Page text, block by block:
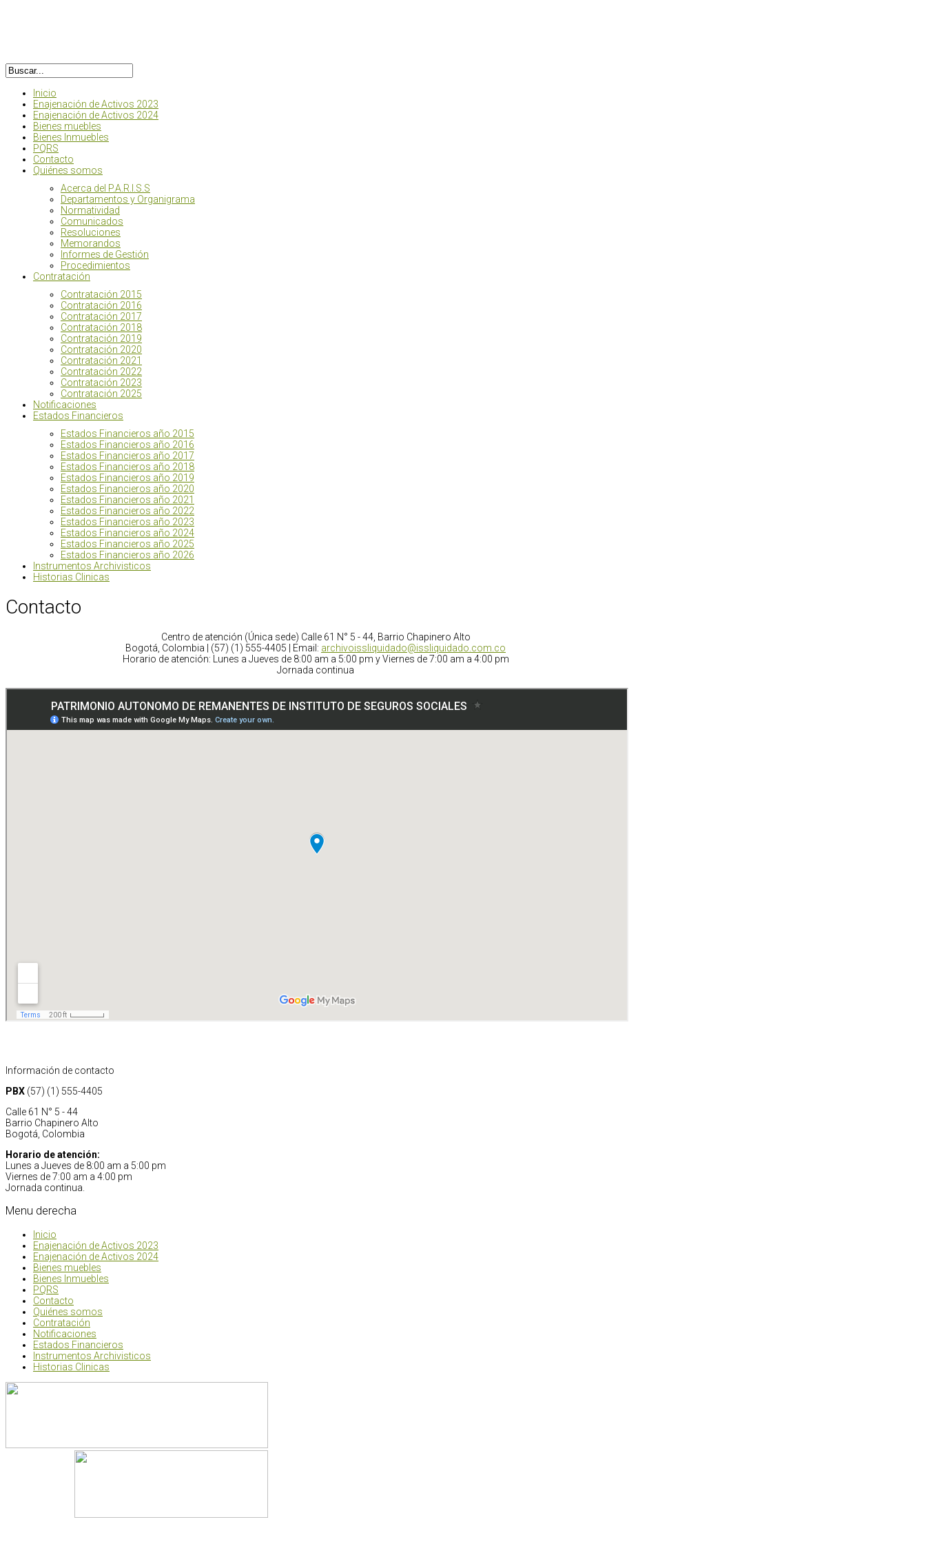
Inicio
Enajenación de Activos 2023
Enajenación de Activos 2024
Bienes muebles
Bienes Inmuebles
PQRS
Contacto
Quiénes somos
Acerca del P.A.R.I.S.S
Departamentos y Organigrama
Normatividad
Comunicados
Resoluciones
Memorandos
Informes de Gestión
Procedimientos
Contratación
Contratación 2015
Contratación 2016
Contratación 2017
Contratación 2018
Contratación 2019
Contratación 2020
Contratación 2021
Contratación 2022
Contratación 2023
Contratación 2025
Notificaciones
Estados Financieros
Estados Financieros año 2015
Estados Financieros año 2016
Estados Financieros año 2017
Estados Financieros año 2018
Estados Financieros año 2019
Estados Financieros año 2020
Estados Financieros año 2021
Estados Financieros año 2022
Estados Financieros año 2023
Estados Financieros año 2024
Estados Financieros año 2025
Estados Financieros año 2026
Instrumentos Archivisticos
Historias Clinicas
Contacto
Centro de atención (Única sede) Calle 61 N° 5 - 44, Barrio Chapinero Alto
Bogotá, Colombia | (57) (1) 555-4405 | Email: archivoissliquidado@issliquidado.com.co
Horario de atención: Lunes a Jueves de 8:00 am a 5:00 pm y Viernes de 7:00 am a 4:00 pm
Jornada continua
Información de contacto
PBX (57) (1) 555-4405
Calle 61 N° 5 - 44
Barrio Chapinero Alto
Bogotá, Colombia
Horario de atención:
Lunes a Jueves de 8:00 am a 5:00 pm
Viernes de 7:00 am a 4:00 pm
Jornada continua.
Menu derecha
Inicio
Enajenación de Activos 2023
Enajenación de Activos 2024
Bienes muebles
Bienes Inmuebles
PQRS
Contacto
Quiénes somos
Contratación
Notificaciones
Estados Financieros
Instrumentos Archivisticos
Historias Clinicas